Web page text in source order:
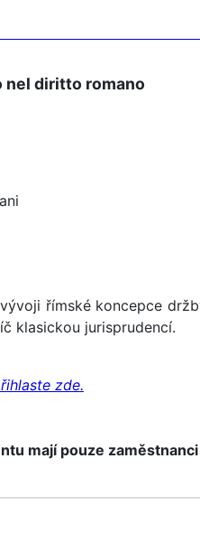
nel diritto romano
římské koncepce
klasickou jurisprudencí.
zde.
mají pouze